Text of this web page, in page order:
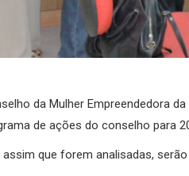
da Mulher Empreendedora
de ações do conselho para
que forem analisadas,